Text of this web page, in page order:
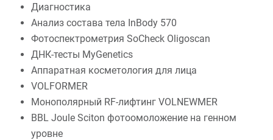
Диагностика
Анализ состава тела InBody 570
Фотоспектрометрия SoCheck Oligoscan
ДНК-тесты MyGenetics
Аппаратная косметология для лица
VOLFORMER
Монополярный RF-лифтинг VOLNEWMER
BBL Joule Sciton фотоомоложение на генном
уровне